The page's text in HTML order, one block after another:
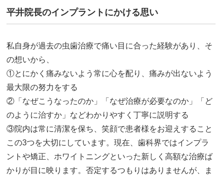
平井院長のインプラントにかける思い
私自身が過去の虫歯治療で痛い目に合った経験があり、そ
の想いから、
①とにかく痛みないよう常に心を配り、痛みが出ないよう
最大限の努力をする
②「なぜこうなったのか」「なぜ治療が必要なのか」「ど
のように治すか」などわかりやすく丁寧に説明する
③院内は常に清潔を保ち、笑顔で患者様をお迎えすること
この3つを大切にしています。現在、歯科界ではインプラ
ントや矯正、ホワイトニングといった新しく高額な治療ば
かりが目に映ります。否定するつもりはありませんが、ま